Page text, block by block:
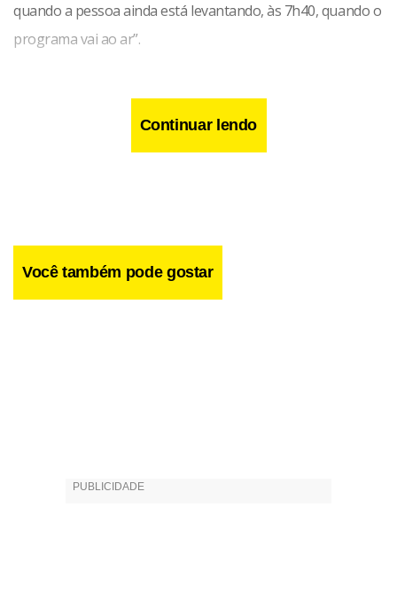
quando a pessoa ainda está levantando, às 7h40, quando o
programa vai ao ar”.
Com as alterações na temática e no horário, Ney aponta
problemas no programa matutino. “Lá são quatro horas
direto, ao vivo, aqui é uma hora, uma hora e meia, no
Continuar lendo
Você também pode gostar